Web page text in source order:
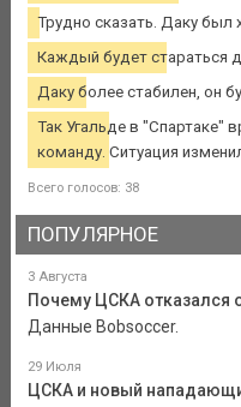
Трудно сказать. Даку был
Каждый будет стараться
Даку более стабилен, он
Так Угальде в "Спартаке"
команду. Ситуация
Всего голосов: 38
ПОПУЛЯРНОЕ
3 Августа
Почему ЦСКА отказался
Данные Bobsoccer.
29 Июля
ЦСКА и новый